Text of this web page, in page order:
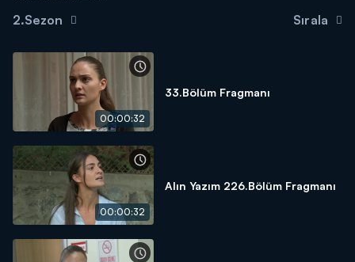
2.Sezon Sırala
00:00:32
33.Bölüm Fragmanı
00:00:32
Alın Yazım 226.Bölüm Fragmanı